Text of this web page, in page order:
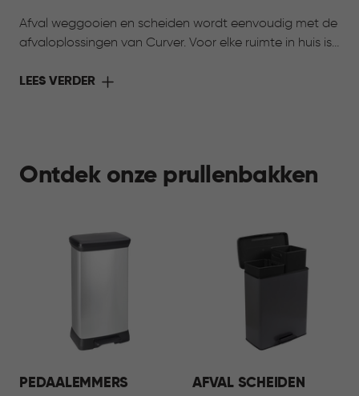
Afval weggooien en scheiden wordt eenvoudig met de
afvaloplossingen van Curver. Voor elke ruimte in huis is
afvalemmers voor de badkamer tot stijlvolle
verzamelen van afval bij aan een opgeruimd,
LEES VERDER
Ontdek onze prullenbakken
PEDAALEMMERS AFVAL SCHEIDEN